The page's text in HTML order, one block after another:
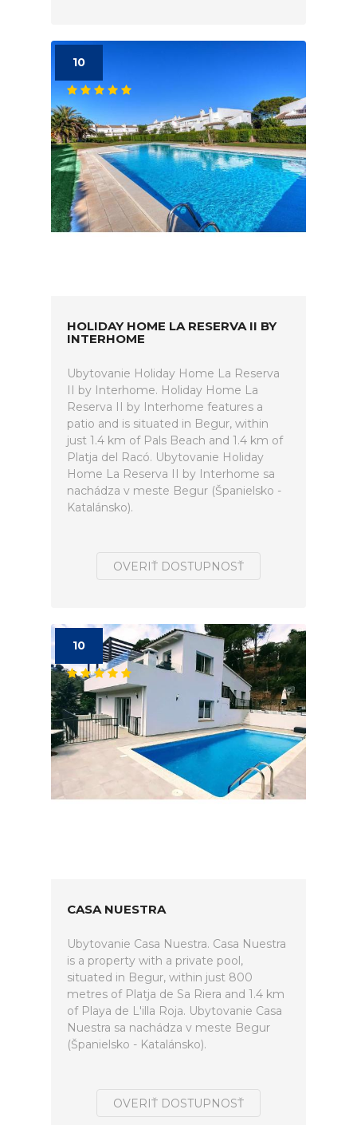
10
HOLIDAY HOME LA RESERVA II BY
INTERHOME
Ubytovanie Holiday Home La Reserva
II by Interhome. Holiday Home La
Reserva II by Interhome features a
patio and is situated in Begur, within
just 1.4 km of Pals Beach and 1.4 km of
Platja del Racó. Ubytovanie Holiday
Home La Reserva II by Interhome sa
nachádza v meste Begur (Španielsko -
Katalánsko).
OVERIŤ DOSTUPNOSŤ
10
CASA NUESTRA
Ubytovanie Casa Nuestra. Casa Nuestra
is a property with a private pool,
situated in Begur, within just 800
metres of Platja de Sa Riera and 1.4 km
of Playa de L'illa Roja. Ubytovanie Casa
Nuestra sa nachádza v meste Begur
(Španielsko - Katalánsko).
OVERIŤ DOSTUPNOSŤ